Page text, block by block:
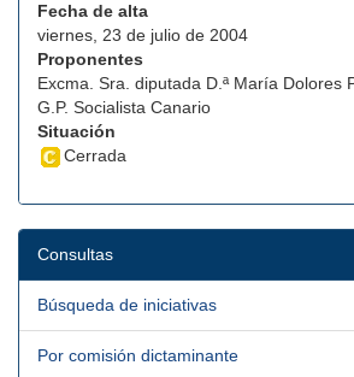
Fecha de alta
viernes, 23 de julio de 2004
Proponentes
Excma. Sra. diputada D.ª María Dolores
G.P. Socialista Canario
Situación
Cerrada
Consultas
Búsqueda de iniciativas
Por comisión dictaminante